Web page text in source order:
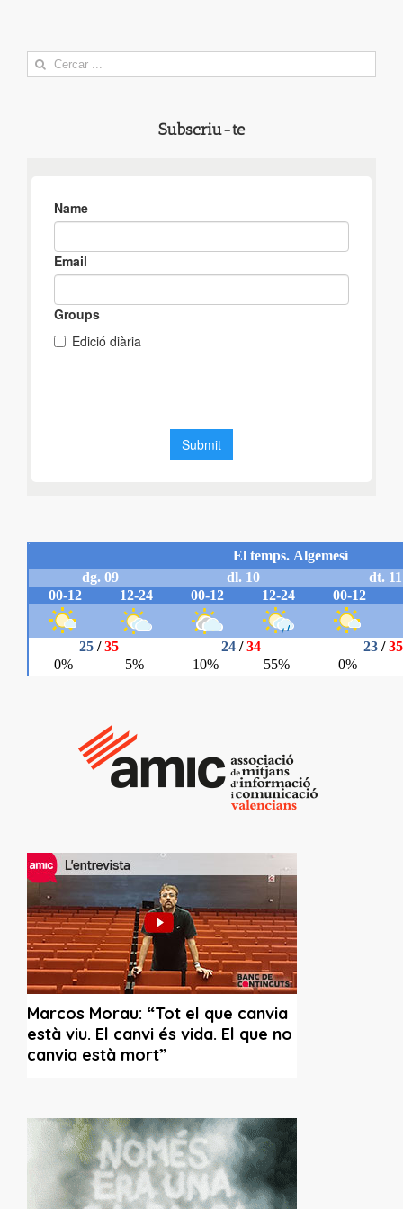
Search
for:
Subscriu-te